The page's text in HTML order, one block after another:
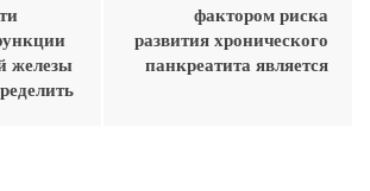
железы
фактором риска
развития хронического
панкреатита является